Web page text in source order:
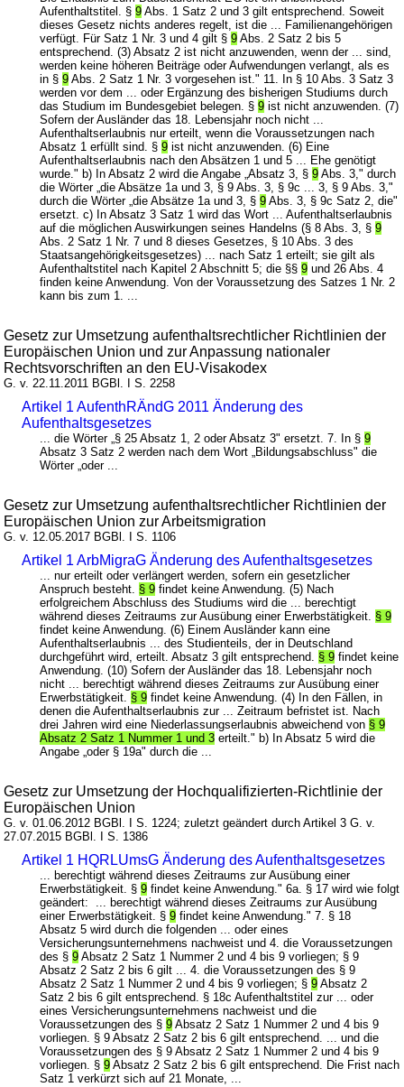
Aufenthaltstitel. §9 Abs. 1 Satz 2 und 3 gilt entsprechend. Soweit
dieses Gesetz nichts anderes regelt, ist die ... Familienangehörigen
verfügt. Für Satz 1 Nr. 3 und 4 gilt §9 Abs. 2 Satz 2 bis 5
entsprechend. (3) Absatz 2 ist nicht anzuwenden, wenn der ... sind,
werden keine höheren Beiträge oder Aufwendungen verlangt, als es
in §9 Abs. 2 Satz 1 Nr. 3 vorgesehen ist." 11. In § 10 Abs. 3 Satz 3
werden vor dem ... oder Ergänzung des bisherigen Studiums durch
das Studium im Bundesgebiet belegen. §9 ist nicht anzuwenden. (7)
Sofern der Ausländer das 18. Lebensjahr noch nicht ...
Aufenthaltserlaubnis nur erteilt, wenn die Voraussetzungen nach
Absatz 1 erfüllt sind. §9 ist nicht anzuwenden. (6) Eine
Aufenthaltserlaubnis nach den Absätzen 1 und 5 ... Ehe genötigt
wurde." b) In Absatz 2 wird die Angabe „Absatz 3, §9 Abs. 3," durch
die Wörter „die Absätze 1a und 3, § 9 Abs. 3, § 9c ... 3, § 9 Abs. 3,"
durch die Wörter „die Absätze 1a und 3, §9 Abs. 3, § 9c Satz 2, die"
ersetzt. c) In Absatz 3 Satz 1 wird das Wort ... Aufenthaltserlaubnis
auf die möglichen Auswirkungen seines Handelns (§ 8 Abs. 3, §9
Abs. 2 Satz 1 Nr. 7 und 8 dieses Gesetzes, § 10 Abs. 3 des
Staatsangehörigkeitsgesetzes) ... nach Satz 1 erteilt; sie gilt als
Aufenthaltstitel nach Kapitel 2 Abschnitt 5; die §§9 und 26 Abs. 4
finden keine Anwendung. Von der Voraussetzung des Satzes 1 Nr. 2
kann bis zum 1. ...
Gesetz zur Umsetzung aufenthaltsrechtlicher Richtlinien der
Europäischen Union und zur Anpassung nationaler
Rechtsvorschriften an den EU-Visakodex
G. v. 22.11.2011 BGBl. I S. 2258
Artikel 1 AufenthRÄndG 2011 Änderung des
Aufenthaltsgesetzes
... die Wörter „§ 25 Absatz 1, 2 oder Absatz 3" ersetzt. 7. In §9
Absatz 3 Satz 2 werden nach dem Wort „Bildungsabschluss" die
Wörter „oder ...
Gesetz zur Umsetzung aufenthaltsrechtlicher Richtlinien der
Europäischen Union zur Arbeitsmigration
G. v. 12.05.2017 BGBl. I S. 1106
Artikel 1 ArbMigraG Änderung des Aufenthaltsgesetzes
... nur erteilt oder verlängert werden, sofern ein gesetzlicher
Anspruch besteht. § 9 findet keine Anwendung. (5) Nach
erfolgreichem Abschluss des Studiums wird die ... berechtigt
während dieses Zeitraums zur Ausübung einer Erwerbstätigkeit. § 9
findet keine Anwendung. (6) Einem Ausländer kann eine
Aufenthaltserlaubnis ... des Studienteils, der in Deutschland
durchgeführt wird, erteilt. Absatz 3 gilt entsprechend. § 9 findet keine
Anwendung. (10) Sofern der Ausländer das 18. Lebensjahr noch
nicht ... berechtigt während dieses Zeitraums zur Ausübung einer
Erwerbstätigkeit. § 9 findet keine Anwendung. (4) In den Fällen, in
denen die Aufenthaltserlaubnis zur ... Zeitraum befristet ist. Nach
drei Jahren wird eine Niederlassungserlaubnis abweichend von § 9
Absatz 2 Satz 1 Nummer 1 und 3 erteilt." b) In Absatz 5 wird die
Angabe „oder § 19a" durch die ...
Gesetz zur Umsetzung der Hochqualifizierten-Richtlinie der
Europäischen Union
G. v. 01.06.2012 BGBl. I S. 1224; zuletzt geändert durch Artikel 3 G. v.
27.07.2015 BGBl. I S. 1386
Artikel 1 HQRLUmsG Änderung des Aufenthaltsgesetzes
... berechtigt während dieses Zeitraums zur Ausübung einer
Erwerbstätigkeit. §9 findet keine Anwendung." 6a. § 17 wird wie folgt
geändert: ... berechtigt während dieses Zeitraums zur Ausübung
einer Erwerbstätigkeit. §9 findet keine Anwendung." 7. § 18
Absatz 5 wird durch die folgenden ... oder eines
Versicherungsunternehmens nachweist und 4. die Voraussetzungen
des §9 Absatz 2 Satz 1 Nummer 2 und 4 bis 9 vorliegen; § 9
Absatz 2 Satz 2 bis 6 gilt ... 4. die Voraussetzungen des § 9
Absatz 2 Satz 1 Nummer 2 und 4 bis 9 vorliegen; §9 Absatz 2
Satz 2 bis 6 gilt entsprechend. § 18c Aufenthaltstitel zur ... oder
eines Versicherungsunternehmens nachweist und die
Voraussetzungen des §9 Absatz 2 Satz 1 Nummer 2 und 4 bis 9
vorliegen. § 9 Absatz 2 Satz 2 bis 6 gilt entsprechend. ... und die
Voraussetzungen des § 9 Absatz 2 Satz 1 Nummer 2 und 4 bis 9
vorliegen. §9 Absatz 2 Satz 2 bis 6 gilt entsprechend. Die Frist nach
Satz 1 verkürzt sich auf 21 Monate, ...